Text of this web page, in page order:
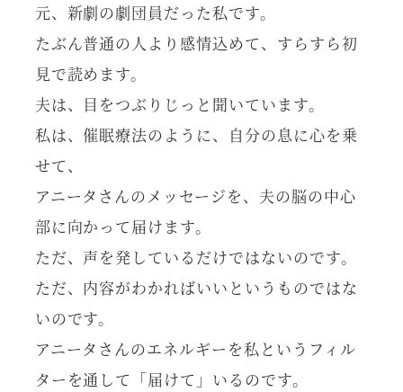
元、新劇の劇団員だった私です。
たぶん普通の人より感情込めて、すらすら初
見で読めます。
夫は、目をつぶりじっと聞いています。
私は、催眠療法のように、自分の息に心を乗
せて、
アニータさんのメッセージを、夫の脳の中心
部に向かって届けます。
ただ、声を発しているだけではないのです。
ただ、内容がわかればいいというものではな
いのです。
アニータさんのエネルギーを私というフィル
ターを通して「届けて」いるのです。